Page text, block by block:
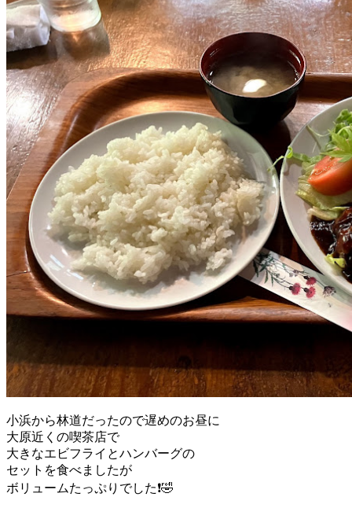
小浜から林道だったので遅めのお昼に
大原近くの喫茶店で
大きなエビフライとハンバーグの
セットを食べましたが
ボリュームたっぷりでした❗🤣